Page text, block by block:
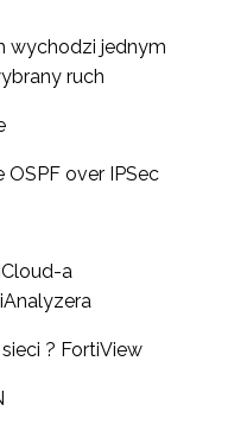
wychodzi jednym
ruch
over IPSec
a
? FortiView